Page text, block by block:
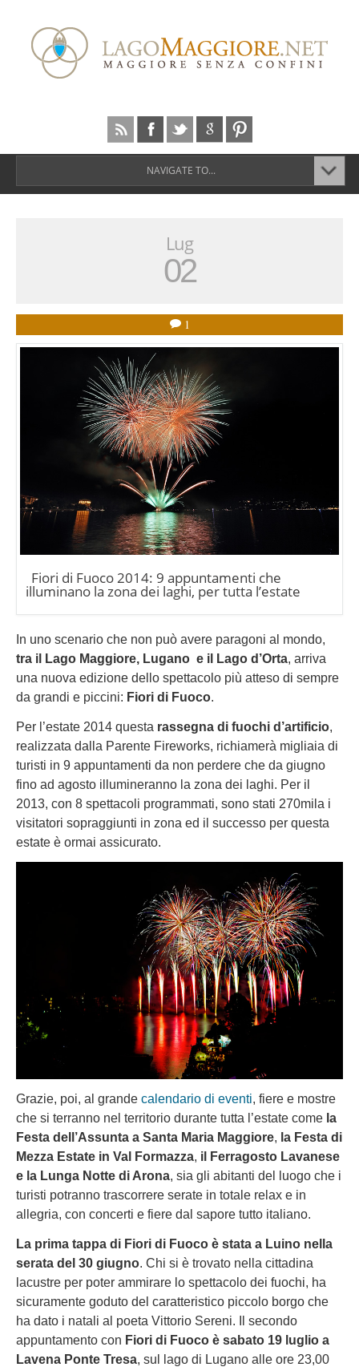
NAVIGATE TO...
Lug
02
1
Fiori di Fuoco 2014: 9 appuntamenti che
illuminano la zona dei laghi, per tutta l’estate
In uno scenario che non può avere paragoni al mondo,
tra il Lago Maggiore, Lugano e il Lago d’Orta, arriva
una nuova edizione dello spettacolo più atteso di sempre
da grandi e piccini: Fiori di Fuoco.
Per l’estate 2014 questa rassegna di fuochi d’artificio,
realizzata dalla Parente Fireworks, richiamerà migliaia di
turisti in 9 appuntamenti da non perdere che da giugno
fino ad agosto illumineranno la zona dei laghi. Per il
2013, con 8 spettacoli programmati, sono stati 270mila i
visitatori sopraggiunti in zona ed il successo per questa
estate è ormai assicurato.
Grazie, poi, al grande calendario di eventi, fiere e mostre
che si terranno nel territorio durante tutta l’estate come la
Festa dell’Assunta a Santa Maria Maggiore, la Festa di
Mezza Estate in Val Formazza, il Ferragosto Lavanese
e la Lunga Notte di Arona, sia gli abitanti del luogo che i
turisti potranno trascorrere serate in totale relax e in
allegria, con concerti e fiere dal sapore tutto italiano.
La prima tappa di Fiori di Fuoco è stata a Luino nella
serata del 30 giugno. Chi si è trovato nella cittadina
lacustre per poter ammirare lo spettacolo dei fuochi, ha
sicuramente goduto del caratteristico piccolo borgo che
ha dato i natali al poeta Vittorio Sereni. Il secondo
appuntamento con Fiori di Fuoco è sabato 19 luglio a
Lavena Ponte Tresa, sul lago di Lugano alle ore 23,00